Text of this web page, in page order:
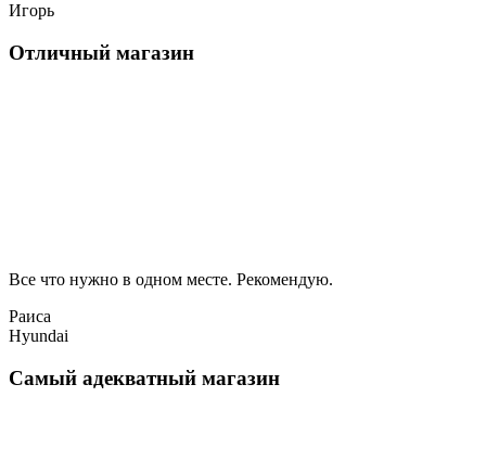
Игорь
Отличный магазин
Все что нужно в одном месте. Рекомендую.
Раиса
Hyundai
Самый адекватный магазин